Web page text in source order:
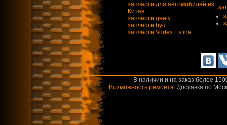
запчасти для автомобилей из
Китая
запчасти geely
запчасти byd
запчасти Vortex Estina
В наличии и на заказ более
Возможность ремонта.Доставка по